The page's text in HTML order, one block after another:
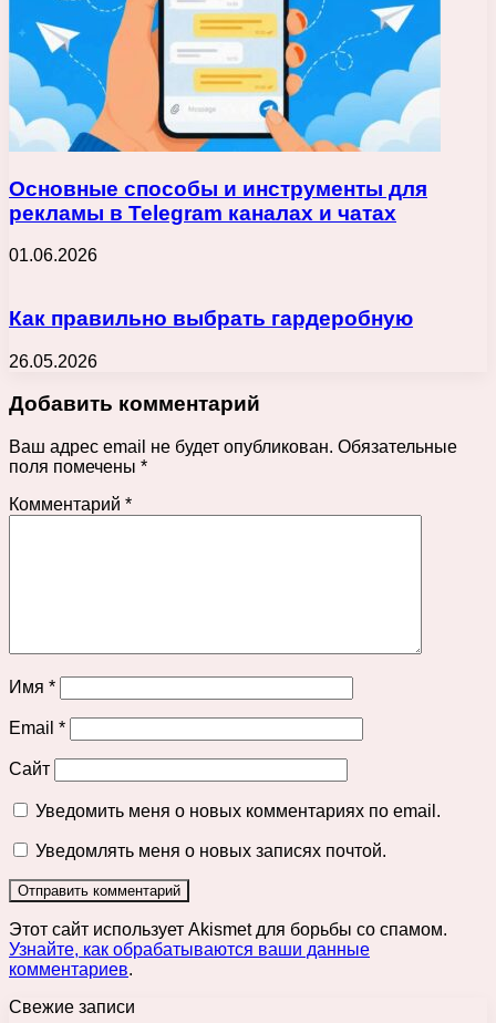
Основные способы и инструменты для
рекламы в Telegram каналах и чатах
01.06.2026
Как правильно выбрать гардеробную
26.05.2026
Добавить комментарий
Ваш адрес email не будет опубликован. Обязательные
поля помечены *
Комментарий *
Имя *
Email *
Сайт
Уведомить меня о новых комментариях по email.
Уведомлять меня о новых записях почтой.
Этот сайт использует Akismet для борьбы со спамом.
Узнайте, как обрабатываются ваши данные
комментариев.
Свежие записи